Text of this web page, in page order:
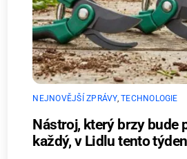
NEJNOVĚJŠÍ ZPRÁVY,TECHNOLOGIE
Nástroj, který brzy bude
každý, v Lidlu tento